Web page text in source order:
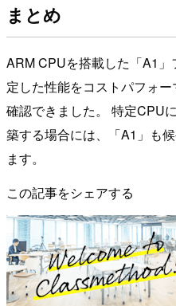
まとめ
ARM CPUを搭載した「A1
定した性能をコストパフォ
確認できました。 特定CPU
築する場合には、「A1」も
ます。
この記事をシェアする